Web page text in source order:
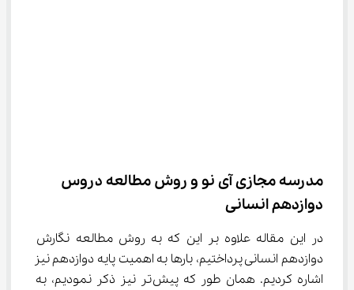
مدرسه مجازی آی نو و روش مطالعه دروس
دوازدهم انسانی
در این مقاله علاوه بر این که به روش مطالعه نگارش
دوازدهم انسانی پرداختیم، بارها به اهمیت پایه دوازدهم نیز
اشاره کردیم. همان طور که پیش‌تر نیز ذکر نمودیم، به